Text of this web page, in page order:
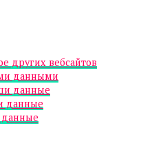
других вебсайтов
данными
данные
данные
данные